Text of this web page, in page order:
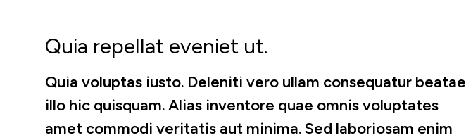
Quia repellat eveniet ut.
Quia voluptas iusto. Deleniti vero ullam consequatur beatae
illo hic quisquam. Alias inventore quae omnis voluptates
amet commodi veritatis aut minima. Sed laboriosam enim